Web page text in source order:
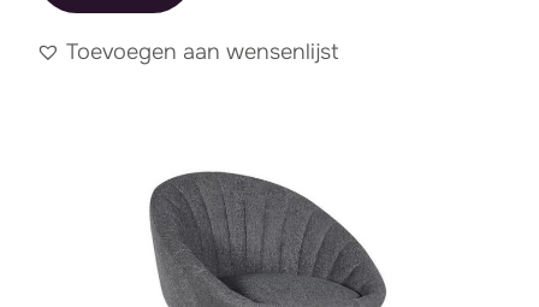
Toevoegen aan wensenlijst